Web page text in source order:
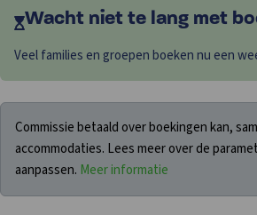
Wacht niet te lang met
Veel families en groepen boeken nu een
Commissie betaald over boekingen kan,
accommodaties. Lees meer over de
aanpassen. Meer informatie